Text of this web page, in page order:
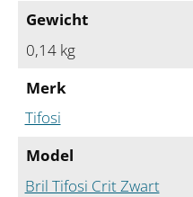
Gewicht
0,14 kg
Merk
Tifosi
Model
Bril Tifosi Crit Zwart